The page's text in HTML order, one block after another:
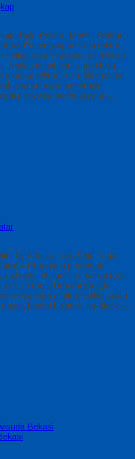
Baju Rektor, Medali Rektor,
Perlengkapan toga rektor
setiap acara wisuda, pelantikan,
Setiap detail, mulai dari baju
tongkat rektor, memiliki makna
seorang pemimpin
penyedia perlengkapan…
by Alfairuz Jual Baju Toga
– Produsen pemasok
wisuda, di dunia konveksi toga
kain toga. Umumnya ada
toga alfairuz pakai salah
bahan beludru, jet-black….
Bekasi